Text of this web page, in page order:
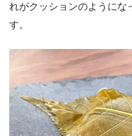
れがクッションのようにな
す。